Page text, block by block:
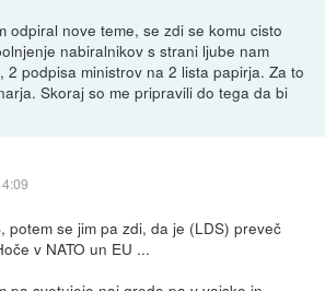
odpiral nove teme, se zdi se komu cisto
nabiralnikov s strani ljube nam
2 podpisa ministrov na 2 lista papirja. Za to
Skoraj so me pripravili do tega da bi
potem se jim pa zdi, da je (LDS) preveč
v NATO un EU ...